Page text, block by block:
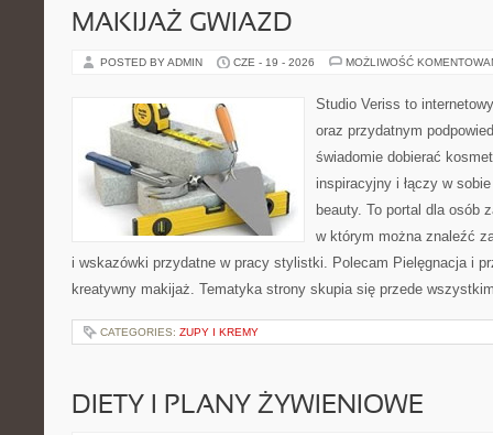
MAKIJAŻ GWIAZD
POSTED BY ADMIN CZE - 19 - 2026 MOŻLIWOŚĆ
Studio Veriss to
oraz przydatnym
świadomie dobierać
inspiracyjny i łączy w
beauty. To portal dla osób
w którym można znaleźć
i wskazówki przydatne w pracy stylistki. Polecam Pielęgnacja i
kreatywny makijaż. Tematyka strony skupia się przede
CATEGORIES: ZUPY I KREMY
DIETY I PLANY ŻYWIENIOWE